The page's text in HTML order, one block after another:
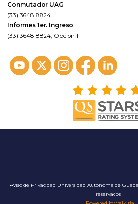
Conmutador UAG
(33) 3648 8824
Informes 1er. Ingreso
(33) 3648 8824, Opción 1
Aviso de Privacidad Universidad Autónoma de
reservados